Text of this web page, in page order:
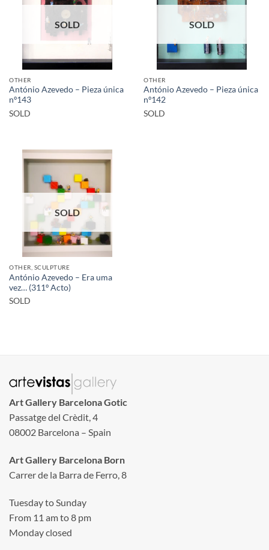
SOLD
OTHER
António Azevedo – Pieza única
nº143
SOLD
SOLD
OTHER
António Azevedo – Pieza única
nº142
SOLD
SOLD
OTHER, SCULPTURE
António Azevedo – Era uma
vez… (311º Acto)
SOLD
Art Gallery Barcelona Gotic
Passatge del Crèdit, 4
08002 Barcelona – Spain
Art Gallery Barcelona Born
Carrer de la Barra de Ferro, 8
Tuesday to Sunday
From 11 am to 8 pm
Monday closed